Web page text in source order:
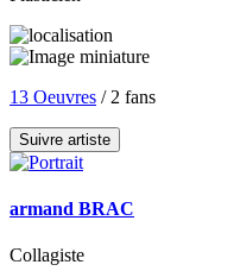
13 Oeuvres / 2 fans
Suivre artiste
armand BRAC
Collagiste